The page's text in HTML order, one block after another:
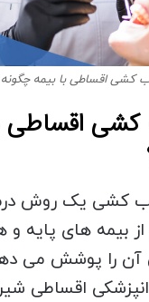
کشی اقساطی با بیمه
اقساطی
کشی یک روش
بیمه های پایه و
آن را پوشش می
اقساطی